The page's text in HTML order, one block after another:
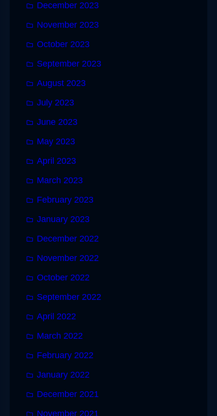
December 2023
November 2023
October 2023
September 2023
August 2023
July 2023
June 2023
May 2023
April 2023
March 2023
February 2023
January 2023
December 2022
November 2022
October 2022
September 2022
April 2022
March 2022
February 2022
January 2022
December 2021
November 2021